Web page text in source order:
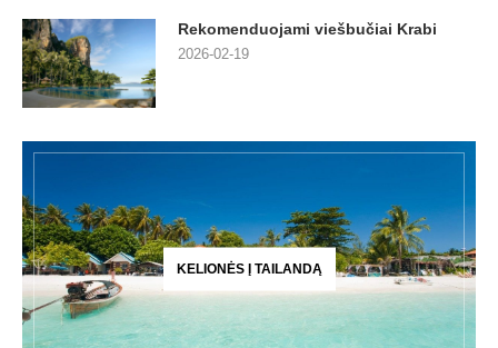
Rekomenduojami viešbučiai Krabi
2026-02-19
KELIONĖS Į TAILANDĄ